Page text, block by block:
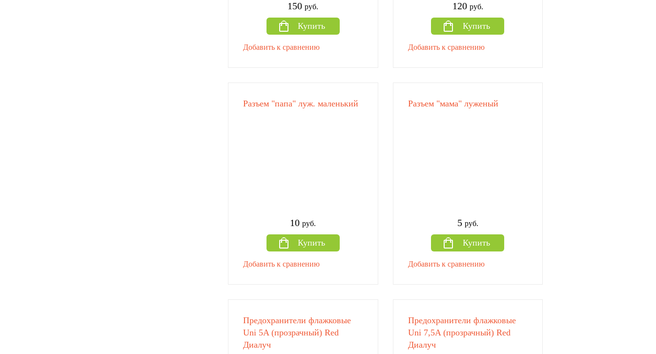
150 руб.
Купить
Добавить к сравнению
120 руб.
Купить
Добавить к сравнению
Разъем "папа" луж. маленький
10 руб.
Купить
Добавить к сравнению
Разъем "мама" луженый
5 руб.
Купить
Добавить к сравнению
Предохранители флажковые
Uni 5A (прозрачный) Red
Диалуч
Предохранители флажковые
Uni 7,5A (прозрачный) Red
Диалуч